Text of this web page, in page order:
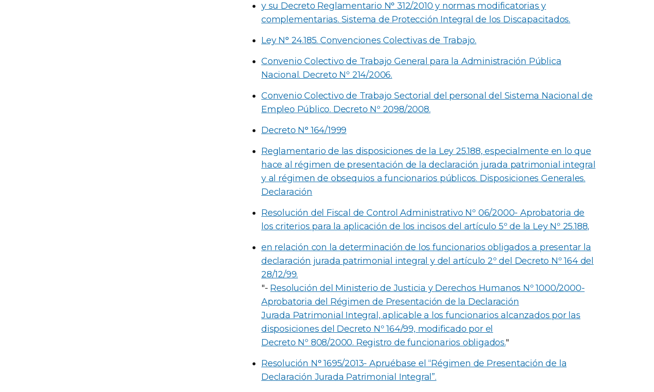
y su Decreto Reglamentario N° 312/2010 y normas modificatorias y
complementarias. Sistema de Protección Integral de los Discapacitados.
Ley N° 24.185. Convenciones Colectivas de Trabajo.
Convenio Colectivo de Trabajo General para la Administración Pública
Nacional. Decreto Nº 214/2006.
Convenio Colectivo de Trabajo Sectorial del personal del Sistema Nacional de
Empleo Público. Decreto Nº 2098/2008.
Decreto N° 164/1999
Reglamentario de las disposiciones de la Ley 25.188, especialmente en lo que
hace al régimen de presentación de la declaración jurada patrimonial integral
y al régimen de obsequios a funcionarios públicos. Disposiciones Generales.
Declaración
Resolución del Fiscal de Control Administrativo Nº 06/2000- Aprobatoria de
los criterios para la aplicación de los incisos del artículo 5º de la Ley Nº 25.188,
en relación con la determinación de los funcionarios obligados a presentar la
declaración jurada patrimonial integral y del artículo 2º del Decreto Nº 164 del
28/12/99.
"- Resolución del Ministerio de Justicia y Derechos Humanos Nº 1000/2000-
Aprobatoria del Régimen de Presentación de la Declaración
Jurada Patrimonial Integral, aplicable a los funcionarios alcanzados por las
disposiciones del Decreto Nº 164/99, modificado por el
Decreto Nº 808/2000. Registro de funcionarios obligados."
Resolución N° 1695/2013- Apruébase el “Régimen de Presentación de la
Declaración Jurada Patrimonial Integral”.